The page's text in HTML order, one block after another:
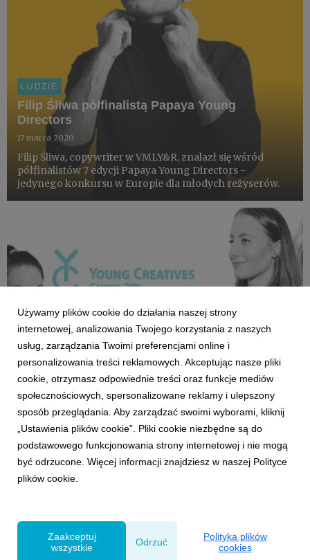
LUDZIE
Filip Śliwa półfinalistą Papaya Young
Directors
17 marca 2020
Filip Śliwa, copywriter w VMLY&R, znalazł się wśród
półfinalistów 7 edycji Papaya Young Directors -
jedynego konkursu w Europie dla młodych reżyserów.
NAGRODY
Dwa zwycięskie teamy w Young Creatives
Cannes 2020
17 maja 2020
Sylwia Janiszewska i Joanna Komorowska w kategorii
Design oraz Ada Kamienobrocka i Filip Śliwa w kategorii
Film zwycięzcami tegorocznej edycji Young Creatives
Używamy plików cookie do działania naszej strony
internetowej, analizowania Twojego korzystania z naszych
usług, zarządzania Twoimi preferencjami online i
personalizowania treści reklamowych. Akceptując nasze pliki
cookie, otrzymasz odpowiednie treści oraz funkcje mediów
społecznościowych, spersonalizowane reklamy i ulepszony
sposób przeglądania. Aby zarządzać swoimi wyborami, kliknij
„Ustawienia plików cookie”. Pliki cookie niezbędne są do
podstawowego funkcjonowania strony internetowej i nie mogą
być odrzucone. Więcej informacji znajdziesz w naszej Polityce
plików cookie.
Zaakceptuj
wszystkie
Odrzuć
Polityka plików
cookies